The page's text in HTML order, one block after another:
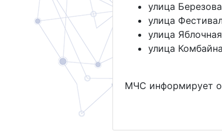
улица
улица
улица Яблочная
улица
МЧС информирует